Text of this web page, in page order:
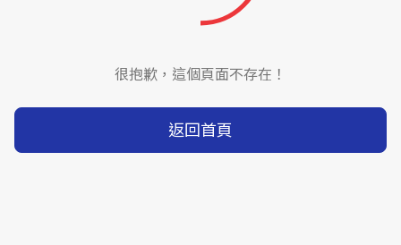
很抱歉，這個頁面不存在！
返回首頁